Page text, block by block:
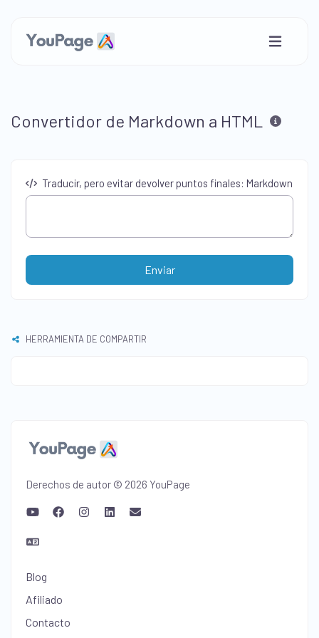
Convertidor de Markdown a HTML
Traducir, pero evitar devolver puntos finales: Markdown
Enviar
HERRAMIENTA DE COMPARTIR
Derechos de autor © 2026 YouPage
Blog
Afiliado
Contacto